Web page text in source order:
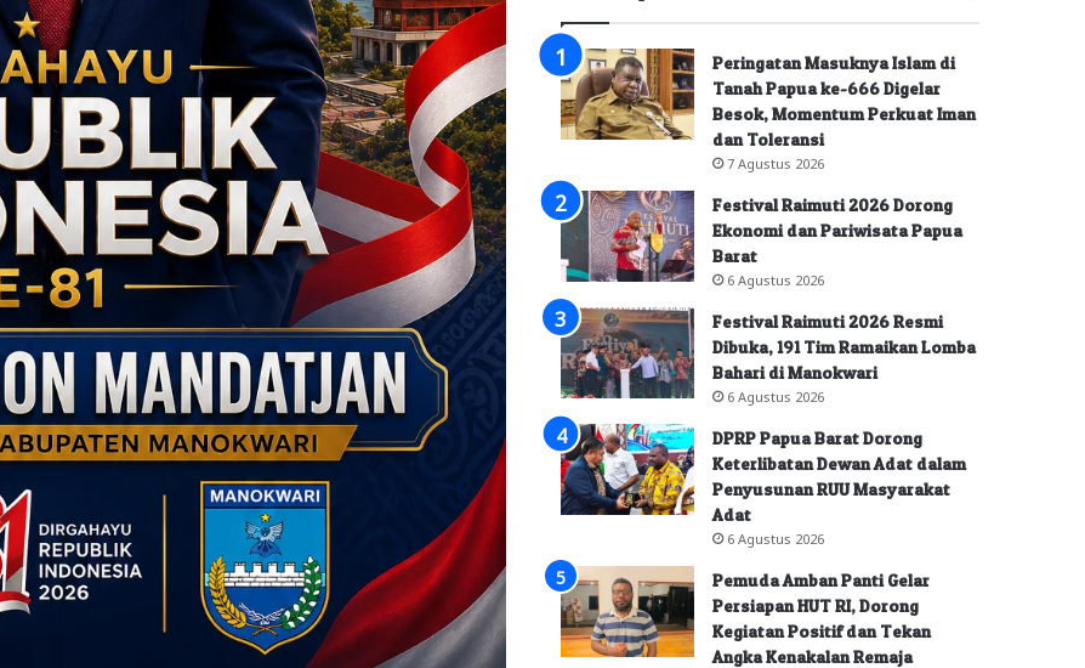
Peringatan Masuknya Islam di
Tanah Papua ke-666 Digelar
Besok, Momentum Perkuat Iman
dan Toleransi
7 Agustus 2026
Festival Raimuti 2026 Dorong
Ekonomi dan Pariwisata Papua
Barat
6 Agustus 2026
Festival Raimuti 2026 Resmi
Dibuka, 191 Tim Ramaikan Lomba
Bahari di Manokwari
6 Agustus 2026
DPRP Papua Barat Dorong
Keterlibatan Dewan Adat dalam
Penyusunan RUU Masyarakat
Adat
6 Agustus 2026
Pemuda Amban Panti Gelar
Persiapan HUT RI, Dorong
Kegiatan Positif dan Tekan
Angka Kenakalan Remaja